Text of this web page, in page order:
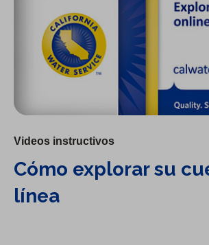
Videos instructivos
Cómo explorar su
línea